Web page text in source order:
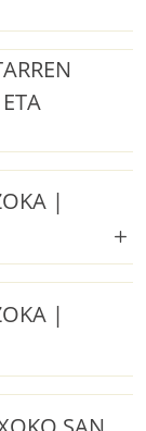
|
|